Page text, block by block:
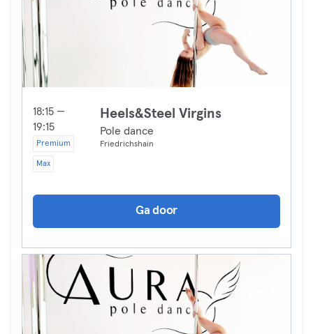
18:15 —
19:15
Premium
Max
Heels&Steel Virgins
Pole dance
Friedrichshain
Ga door